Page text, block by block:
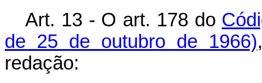
Art. 13 - O art. 178 do
de 25 de outubro de 1966)
redação: